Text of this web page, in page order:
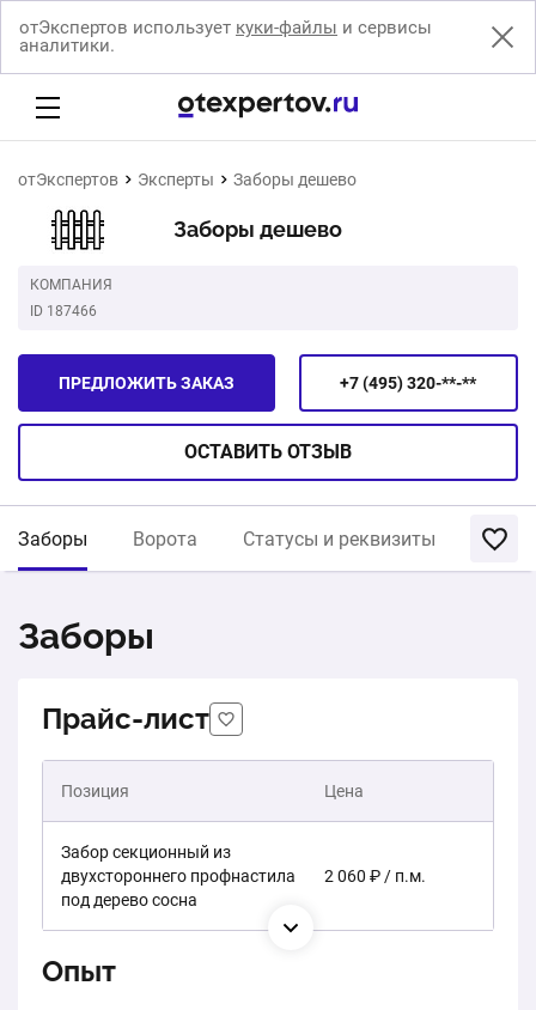
отЭкспертов использует куки-файлы и сервисы
аналитики.
отЭкспертов Эксперты Заборы дешево
Заборы дешево
КОМПАНИЯ
ID 187466
+7 (495) 320-**-**
ПРЕДЛОЖИТЬ ЗАКАЗ
ОСТАВИТЬ ОТЗЫВ
Заборы Ворота Статусы и реквизиты
Заборы
Прайс-лист
Позиция Цена
Забор секционный из
двухстороннего профнастила
под дерево сосна
2 060 ₽ / п.м.
Опыт